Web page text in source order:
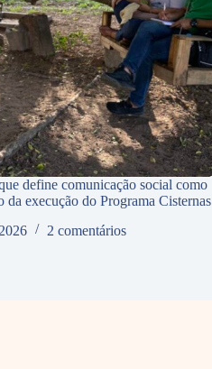
define comunicação social como
da execução do Programa Cisternas
2 comentários